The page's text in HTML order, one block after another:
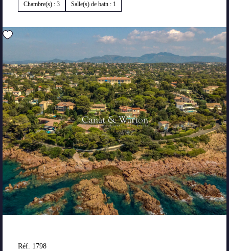
Chambre(s) : 3 Salle(s) de bain : 1
Réf. 1798